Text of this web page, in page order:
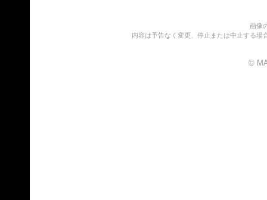
画像
内容は予告なく変更、停止または中止する
©